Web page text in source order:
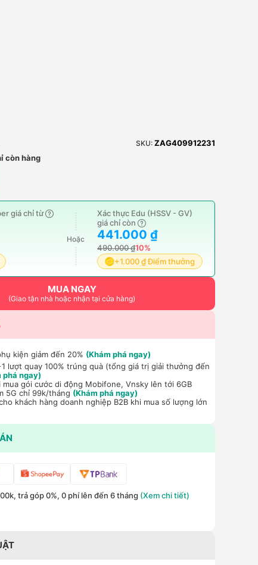
SKU: ZAG409912231
còn hàng
giá chỉ từ
Hoặc
Xác thực Edu (HSSV - GV)
giá chỉ còn
441.000 ₫
490.000 ₫10%
+1.000 ₫ Điểm thưởng
MUA NGAY
(Giao tận nhà hoặc nhận tại cửa hàng)
kiện giảm đến 20% (Khám phá ngay)
lượt quay 100% trúng quà (tổng giá trị giải thưởng đến
phá ngay)
mua gói cước di động Mobifone, Vnsky lên tới 6GB
5G chỉ 99k/tháng (Khám phá ngay)
khách hàng doanh nghiệp B2B khi mua số lượng lớn
trả góp 0%, 0 phí lên đến 6 tháng (Xem chi tiết)